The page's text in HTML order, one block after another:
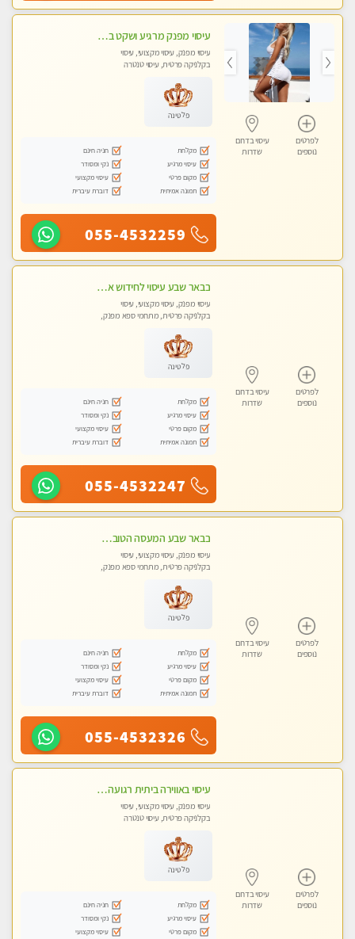
לפרטים
נוספים
עיסוי בדרום
שדרות
עיסוי מפנק מרגיע ושקט במקום מדהים עיסוי מושקע מאוד
עיסוי מפנק, עיסוי מקצועי, עיסוי
בקלניקה פרטית, עיסוי טנטרה
פלטינה
מקלחת
חניה חינם
עיסוי מרגיע
נקי ומסודר
מקום פרטי
עיסוי מקצועי
תמונה אמיתית
דוברת עיברית
055-4532259
לפרטים
נוספים
עיסוי בדרום
שדרות
בבאר שבע עיסוי לחידוש אנרגיות עיסוי חלומי מומלץ מאוד פרטי!! ללא מין !!
עיסוי מפנק, עיסוי מקצועי, עיסוי
בקלניקה פרטית, מתחמי ספא מפנק,
פלטינה
מקלחת
חניה חינם
עיסוי מרגיע
נקי ומסודר
מקום פרטי
עיסוי מקצועי
תמונה אמיתית
דוברת עיברית
055-4532247
לפרטים
נוספים
עיסוי בדרום
שדרות
בבאר שבע המעסה הטובה בעיר..
עיסוי מפנק, עיסוי מקצועי, עיסוי
בקלניקה פרטית, מתחמי ספא מפנק,
פלטינה
מקלחת
חניה חינם
עיסוי מרגיע
נקי ומסודר
מקום פרטי
עיסוי מקצועי
תמונה אמיתית
דוברת עיברית
055-4532326
לפרטים
נוספים
עיסוי בדרום
שדרות
עיסוי באווירה ביתית רגועה שקט , עיסוי ספורטיבי משחרר לכל הגוף. מעסה אלופה לעיסוי מפנק מומלץ מאוד ....פרטי!! ללא מין !!
עיסוי מפנק, עיסוי מקצועי, עיסוי
בקלניקה פרטית, עיסוי טנטרה
פלטינה
מקלחת
חניה חינם
עיסוי מרגיע
נקי ומסודר
מקום פרטי
עיסוי מקצועי